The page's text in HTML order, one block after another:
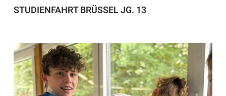
STUDIENFAHRT BRÜSSEL JG. 13